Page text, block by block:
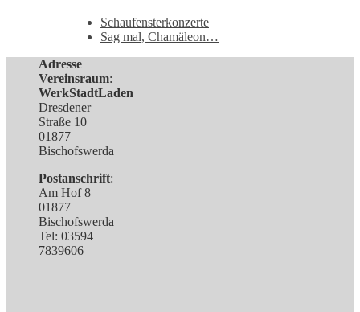
Schaufensterkonzerte
Sag mal, Chamäleon…
Adresse
Vereinsraum:
WerkStadtLaden
Dresdener
Straße 10
01877
Bischofswerda
Postanschrift:
Am Hof 8
01877
Bischofswerda
Tel: 03594
7839606